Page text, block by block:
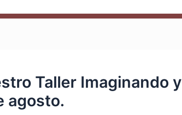
Taller Imaginando y
agosto.